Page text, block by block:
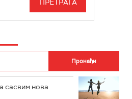
РАДИО РОКЕНРОЛЕР
ИНФО
сасвим нова